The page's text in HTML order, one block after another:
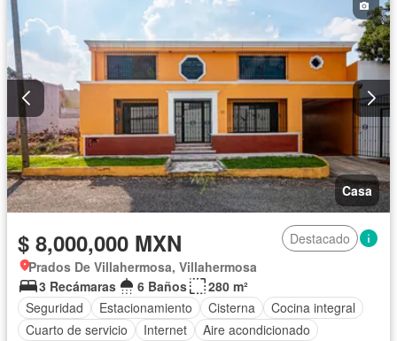
Parcialmente amueblado
Casa
$ 8,000,000 MXN
Destacado
Prados De Villahermosa, Villahermosa
3 Recámaras
6 Baños
280 m²
Seguridad
Estacionamiento Cisterna
Cocina integral
Cuarto de servicio
Internet
Aire acondicionado